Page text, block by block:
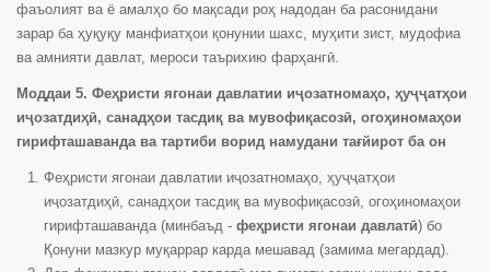
фаъолият ва ё амалҳо бо мақсади роҳ надодан ба расонидани
зарар ба ҳуқуқу манфиатҳои қонунии шахс, муҳити зист, мудофиа
ва амнияти давлат, мероси таърихию фарҳангӣ.
Моддаи 5. Феҳристи ягонаи давлатии иҷозатномаҳо, ҳуҷҷатҳои
иҷозатдиҳӣ, санадҳои тасдиқ ва мувофиқасозӣ, огоҳиномаҳои
гирифташаванда ва тартиби ворид намудани тағйирот ба он
Феҳристи ягонаи давлатии иҷозатномаҳо, ҳуҷҷатҳои
иҷозатдиҳӣ, санадҳои тасдиқ ва мувофиқасозӣ, огоҳиномаҳои
гирифташаванда (минбаъд - феҳристи ягонаи давлатӣ) бо
Қонуни мазкур муқаррар карда мешавад (замима мегардад).